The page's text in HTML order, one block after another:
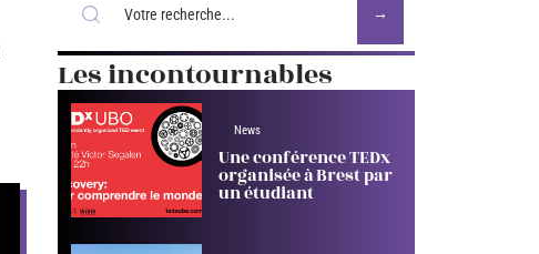
Les incontournables
News
Une conférence TEDx
organisée à Brest par
un étudiant